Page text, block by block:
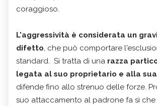
coraggioso.
L'aggressività è considerata un
difetto , che può comportare
standard. Si tratta di una razza
legata al suo proprietario e alla
difende fino allo strenuo delle forze.
suo attaccamento al padrone fa sì che